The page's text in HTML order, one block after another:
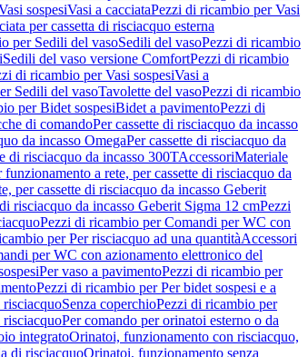
sospesiVasi a cacciataPezzi di ricambio per Vasi
per cassetta di risciacquo esterna
per Sedili del vasoSedili del vasoPezzi di ricambio
Sedili del vaso versione ComfortPezzi di ricambio
di ricambio per Vasi sospesiVasi a
Sedili del vasoTavolette del vasoPezzi di ricambio
per Bidet sospesiBidet a pavimentoPezzi di
di comandoPer cassette di risciacquo da incasso
da incasso OmegaPer cassette di risciacquo da
di risciacquo da incasso 300TAccessoriMateriale
funzionamento a rete, per cassette di risciacquo da
per cassette di risciacquo da incasso Geberit
risciacquo da incasso Geberit Sigma 12 cmPezzi
Pezzi di ricambio per Comandi per WC con
per Per risciacquo ad una quantitàAccessori
per WC con azionamento elettronico del
Per vaso a pavimentoPezzi di ricambio per
Pezzi di ricambio per Per bidet sospesi e a
Senza coperchioPezzi di ricambio per
Per comando per orinatoi esterno o da
integratoOrinatoi, funzionamento con risciacquo,
di risciacquoOrinatoi, funzionamento senza